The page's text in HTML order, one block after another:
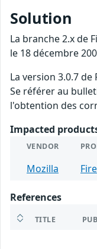
Solution
La branche 2.x de
le 18 décembre
La version 3.0.7
Se référer au
l'obtention des
Impacted
VENDOR
Mozilla
References
TITLE